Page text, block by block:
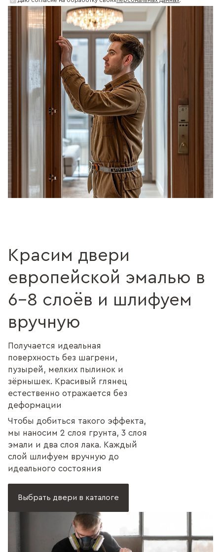
Красим двери
европейской эмалью в
6–8 слоёв и шлифуем
вручную
Получается идеальная
поверхность без шагрени,
пузырей, мелких пылинок и
зёрнышек. Красивый глянец
естественно отражается без
деформации
Чтобы добиться такого эффекта,
мы наносим 2 слоя грунта, 3 слоя
эмали и два слоя лака. Каждый
слой шлифуем вручную до
идеального состояния
Выбрать двери в каталоге